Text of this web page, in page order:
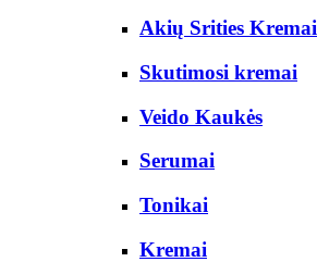
Akių Srities Kremai
Skutimosi kremai
Veido Kaukės
Serumai
Tonikai
Kremai